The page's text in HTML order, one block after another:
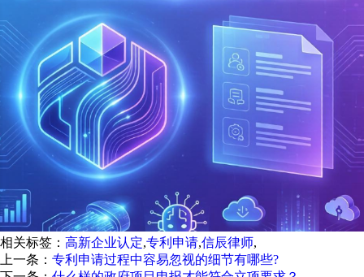
相关标签： 高新企业认定,专利申请,信辰律师,
上一条： 专利申请过程中容易忽视的细节有哪些?